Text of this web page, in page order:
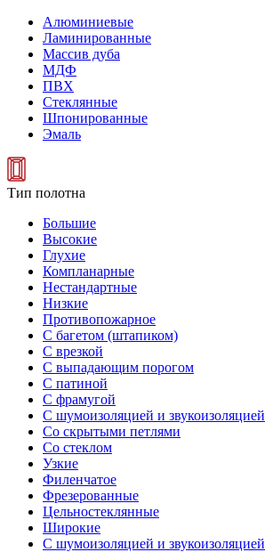
Алюминиевые
Ламинированные
Массив дуба
МДФ
ПВХ
Стеклянные
Шпонированные
Эмаль
Тип полотна
Большие
Высокие
Глухие
Компланарные
Нестандартные
Низкие
Противопожарное
С багетом (штапиком)
С врезкой
С выпадающим порогом
С патиной
С фрамугой
С шумоизоляцией и звукоизоляцией
Со скрытыми петлями
Со стеклом
Узкие
Филенчатое
Фрезерованные
Цельностеклянные
Широкие
С шумоизоляцией и звукоизоляцией